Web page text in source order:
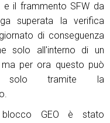
e il frammento SFW da
superata la verifica
di conseguenza
solo all'interno di un
per ora questo può
solo tramite la
blocco GEO è stato